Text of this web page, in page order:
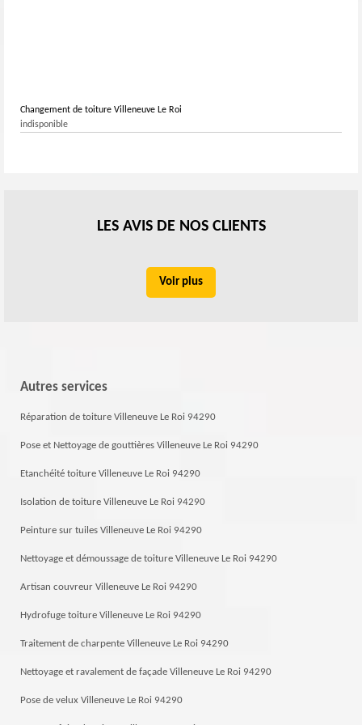
Changement de toiture Villeneuve Le Roi
indisponible
LES AVIS DE NOS CLIENTS
Voir plus
Autres services
Réparation de toiture Villeneuve Le Roi 94290
Pose et Nettoyage de gouttières Villeneuve Le Roi 94290
Etanchéité toiture Villeneuve Le Roi 94290
Isolation de toiture Villeneuve Le Roi 94290
Peinture sur tuiles Villeneuve Le Roi 94290
Nettoyage et démoussage de toiture Villeneuve Le Roi 94290
Artisan couvreur Villeneuve Le Roi 94290
Hydrofuge toiture Villeneuve Le Roi 94290
Traitement de charpente Villeneuve Le Roi 94290
Nettoyage et ravalement de façade Villeneuve Le Roi 94290
Pose de velux Villeneuve Le Roi 94290